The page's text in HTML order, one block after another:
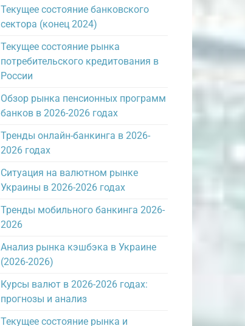
Текущее состояние банковского
сектора (конец 2024)
Текущее состояние рынка
потребительского кредитования в
России
Обзор рынка пенсионных программ
банков в 2026-2026 годах
Тренды онлайн-банкинга в 2026-
2026 годах
Ситуация на валютном рынке
Украины в 2026-2026 годах
Тренды мобильного банкинга 2026-
2026
Анализ рынка кэшбэка в Украине
(2026-2026)
Курсы валют в 2026-2026 годах:
прогнозы и анализ
Текущее состояние рынка и